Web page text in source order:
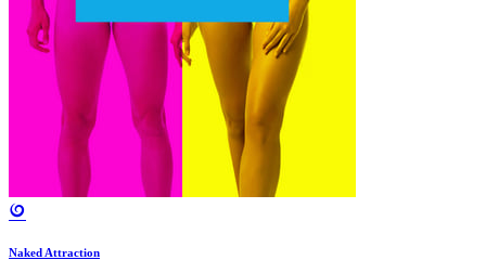
Naked Attraction